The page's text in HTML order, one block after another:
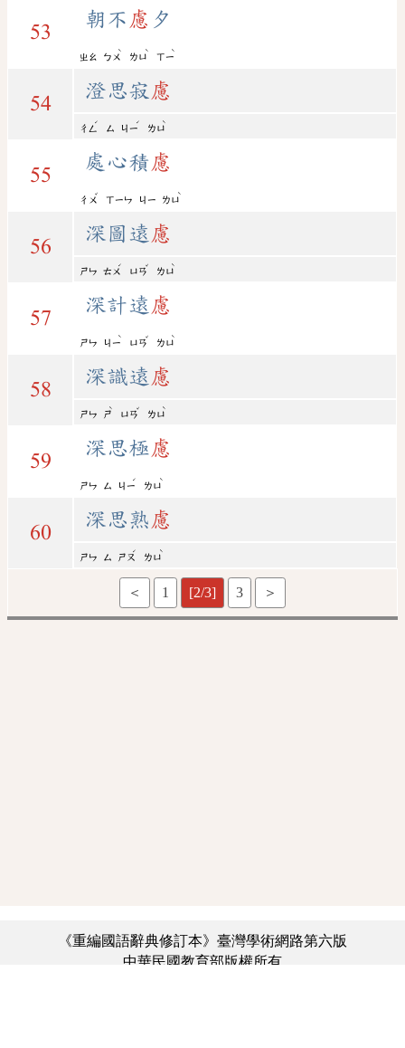
53
朝不 慮 夕
ㄓㄠ ㄅㄨ
ˋ
ㄌㄩ
ˋ
ㄒㄧ
ˋ
54
澄思寂 慮
ㄔㄥ
ˊ
ㄙ ㄐㄧ
ˊ
ㄌㄩ
ˋ
55
處心積慮
ㄔㄨ
ˇ
ㄒㄧㄣ ㄐㄧ ㄌㄩ
ˋ
56
深圖遠 慮
ㄕㄣ ㄊㄨ
ˊ
ㄩㄢ
ˇ
ㄌㄩ
ˋ
57
深計遠 慮
ㄕㄣ ㄐㄧ
ˋ
ㄩㄢ
ˇ
ㄌㄩ
ˋ
58
深識遠 慮
ㄕㄣ ㄕ
ˋ
ㄩㄢ
ˇ
ㄌㄩ
ˋ
59
深思極慮
ㄕㄣ ㄙ ㄐㄧ
ˊ
ㄌㄩ
ˋ
60
深思熟 慮
ㄕㄣ ㄙ ㄕㄡ
ˊ
ㄌㄩ
ˋ
＜ 1 [2/3] 3 ＞
《重編國語辭典修訂本》臺灣學術網路第六版
中華民國教育部版權所有